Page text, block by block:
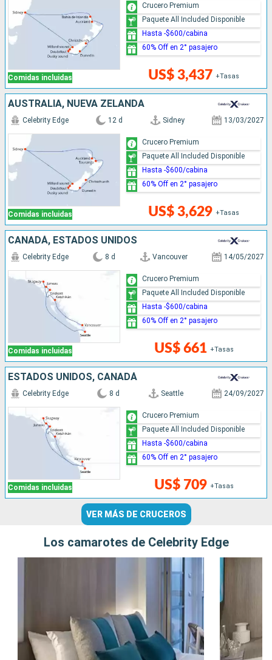
Comidas incluidas US$ 3,437 +Tasas
Crucero Premium
Paquete All Included Disponible
Hasta -$600/cabina
60% Off en 2° pasajero
AUSTRALIA, NUEVA ZELANDA
Comidas incluidas
Celebrity Edge 12 d Sidney 13/03/2027
US$ 3,629 +Tasas
Crucero Premium
Paquete All Included Disponible
Hasta -$600/cabina
60% Off en 2° pasajero
CANADÁ, ESTADOS UNIDOS
Comidas incluidas
Celebrity Edge 8 d Vancouver 14/05/2027
US$ 661 +Tasas
Crucero Premium
Paquete All Included Disponible
Hasta -$600/cabina
60% Off en 2° pasajero
ESTADOS UNIDOS, CANADÁ
Comidas incluidas
Celebrity Edge 8 d Seattle 24/09/2027
US$ 709 +Tasas
Crucero Premium
Paquete All Included Disponible
Hasta -$600/cabina
60% Off en 2° pasajero
VER MÁS DE CRUCEROS
Los camarotes de Celebrity Edge